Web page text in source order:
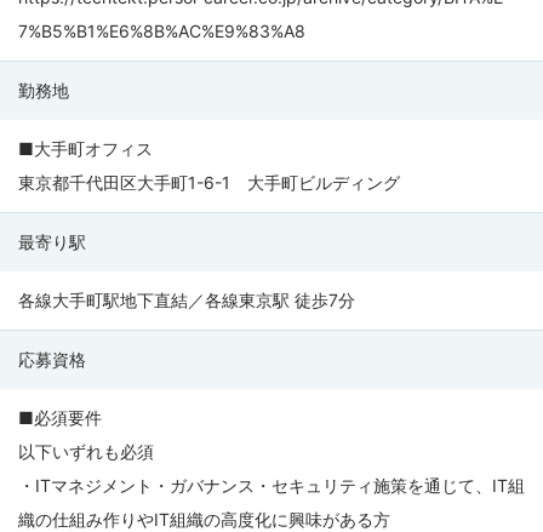
7%B5%B1%E6%8B%AC%E9%83%A8
勤務地
■大手町オフィス
東京都千代田区大手町1-6-1 大手町ビルディング
最寄り駅
各線大手町駅地下直結／各線東京駅 徒歩7分
応募資格
■必須要件
以下いずれも必須
・ITマネジメント・ガバナンス・セキュリティ施策を通じて、IT組
織の仕組み作りやIT組織の高度化に興味がある方